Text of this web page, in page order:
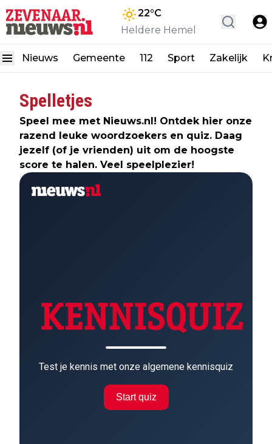
22°C
Heldere Hemel
Nieuws Gemeente 112 Sport Zakelijk
Spelletjes
Speel mee met Nieuws.nl! Ontdek hier onze
razend leuke woordzoekers en quiz. Daag
jezelf (of je vrienden) uit om de hoogste
score te halen. Veel speelplezier!